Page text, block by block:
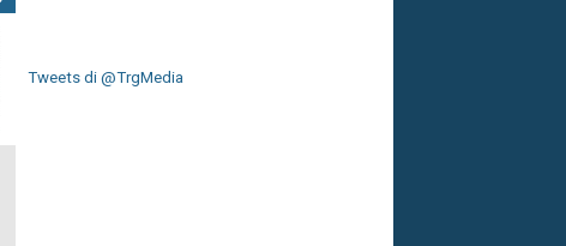
Tweets di @TrgMedia